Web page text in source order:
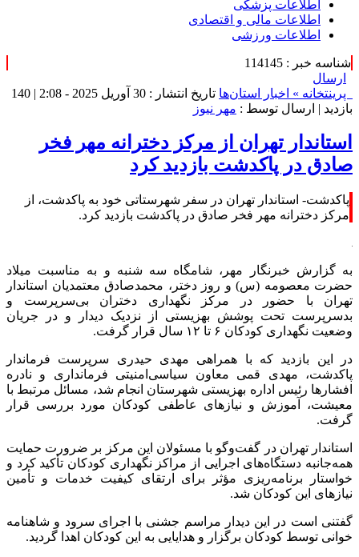
اطلاعات پزشکی
اطلاعات مالی و اقتصادی
اطلاعات ورزشی
شناسه خبر : 114145
ارسال
پرینتخانه » اخبار استان‌ها تاریخ انتشار : 30 آوریل 2025 - 2:08 |
140
بازدید | ارسال توسط : مهر نیوز
استاندار تهران از مرکز دخترانه مهر فخر
صادق در پاکدشت بازدید کرد
پاکدشت- استاندار تهران در سفر شهرستاتی خود به پاکدشت، از
مرکز دخترانه مهر فخر صادق در پاکدشت بازدید کرد.
به گزارش خبرنگار مهر، شامگاه سه شنبه و به مناسبت میلاد
حضرت معصومه (س) و روز دختر، محمدصادق معتمدیان استاندار
تهران با حضور در مرکز نگهداری دختران بی‌سرپرست و
بدسرپرست تحت پوشش بهزیستی از نزدیک دیدار و در جریان
وضعیت نگهداری کودکان ۶ تا ۱۲ سال قرار گرفت.
در این بازدید که با همراهی مهدی حیدری سرپرست فرماندار
پاکدشت، مهدی قمی معاون سیاسی‌امنیتی فرمانداری و نادره
افشارها رئیس اداره بهزیستی شهرستان انجام شد، مسائل مرتبط با
معیشت، آموزش و نیازهای عاطفی کودکان مورد بررسی قرار
گرفت.
استاندار تهران در گفت‌وگو با مسئولان این مرکز بر ضرورت حمایت
همه‌جانبه دستگاه‌های اجرایی از مراکز نگهداری کودکان تأکید کرد و
خواستار برنامه‌ریزی مؤثر برای ارتقای کیفیت خدمات و تأمین
نیازهای این کودکان شد.
گفتنی است در این دیدار مراسم جشنی با اجرای سرود و شاهنامه
خوانی توسط کودکان برگزار و هدایایی به این کودکان اهدا گردید.